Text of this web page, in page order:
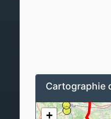
Cartographie
+